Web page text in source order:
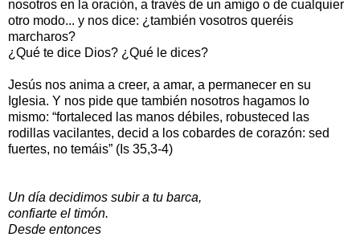
nosotros en la oración, a través de un amigo o de cualquier
otro modo... y nos dice: ¿también vosotros queréis
marcharos?
¿Qué te dice Dios? ¿Qué le dices?
Jesús nos anima a creer, a amar, a permanecer en su
Iglesia. Y nos pide que también nosotros hagamos lo
mismo: “fortaleced las manos débiles, robusteced las
rodillas vacilantes, decid a los cobardes de corazón: sed
fuertes, no temáis” (Is 35,3-4)
Un día decidimos subir a tu barca,
confiarte el timón.
Desde entonces